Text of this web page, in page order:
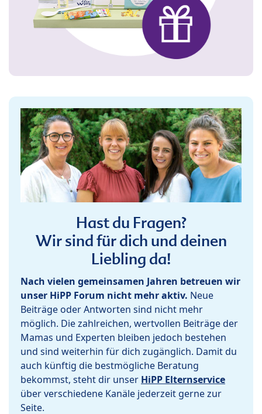
Hast du Fragen?
Wir sind für dich und deinen
Liebling da!
Nach vielen gemeinsamen Jahren betreuen wir
unser HiPP Forum nicht mehr aktiv. Neue
Beiträge oder Antworten sind nicht mehr
möglich. Die zahlreichen, wertvollen Beiträge der
Mamas und Experten bleiben jedoch bestehen
und sind weiterhin für dich zugänglich. Damit du
auch künftig die bestmögliche Beratung
bekommst, steht dir unser HiPP Elternservice
über verschiedene Kanäle jederzeit gerne zur
Seite.